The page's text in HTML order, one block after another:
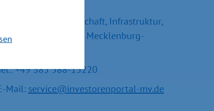
Ministerium für Wirtschaft, Infrastruktur,
und Arbeit Mecklenburg-
+49 385 588-15220
Mail: service@investorenportal-mv.de